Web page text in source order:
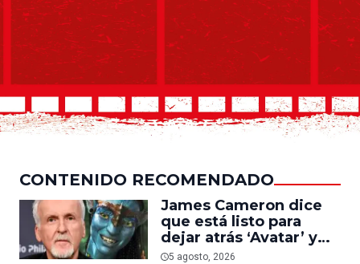
CONTENIDO RECOMENDADO
James Cameron dice
que está listo para
dejar atrás ‘Avatar’ y
trabajar en ‘el último
5 agosto, 2026